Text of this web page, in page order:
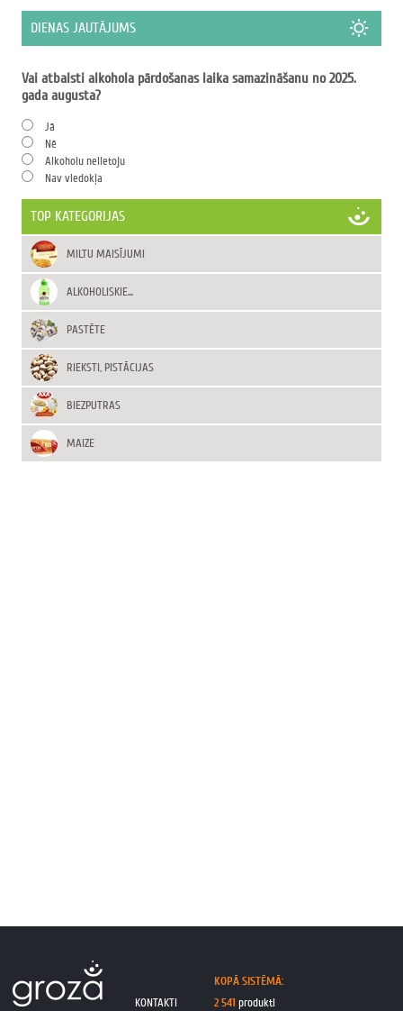
DIENAS JAUTĀJUMS
Vai atbalsti alkohola pārdošanas laika samazināšanu no 2025.
gada augusta?
Jā
Nē
Alkoholu nelietoju
Nav viedokļa
TOP KATEGORIJAS
MILTU MAISĪJUMI
ALKOHOLISKIE...
PASTĒTE
RIEKSTI, PISTĀCIJAS
BIEZPUTRAS
MAIZE
KONTAKTI
KOPĀ SISTĒMĀ:
2 541 produkti